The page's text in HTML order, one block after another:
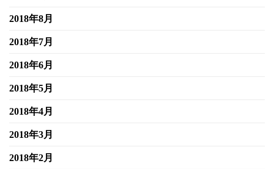
2018年8月
2018年7月
2018年6月
2018年5月
2018年4月
2018年3月
2018年2月